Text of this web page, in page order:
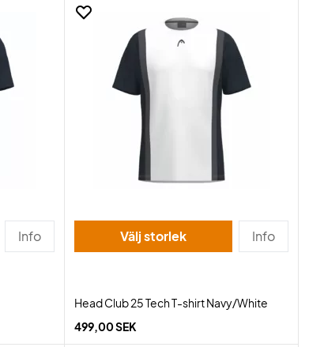
Info Välj storlek Info
Head Club 25 Tech T-shirt Navy/White
499,00 SEK